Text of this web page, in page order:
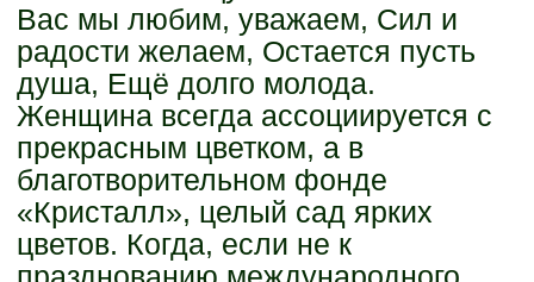
Вас мы любим, уважаем, Сил и
радости желаем, Остается пусть
душа, Ещё долго молода.
Женщина всегда ассоциируется с
прекрасным цветком, а в
благотворительном фонде
«Кристалл», целый сад ярких
цветов. Когда, если не к